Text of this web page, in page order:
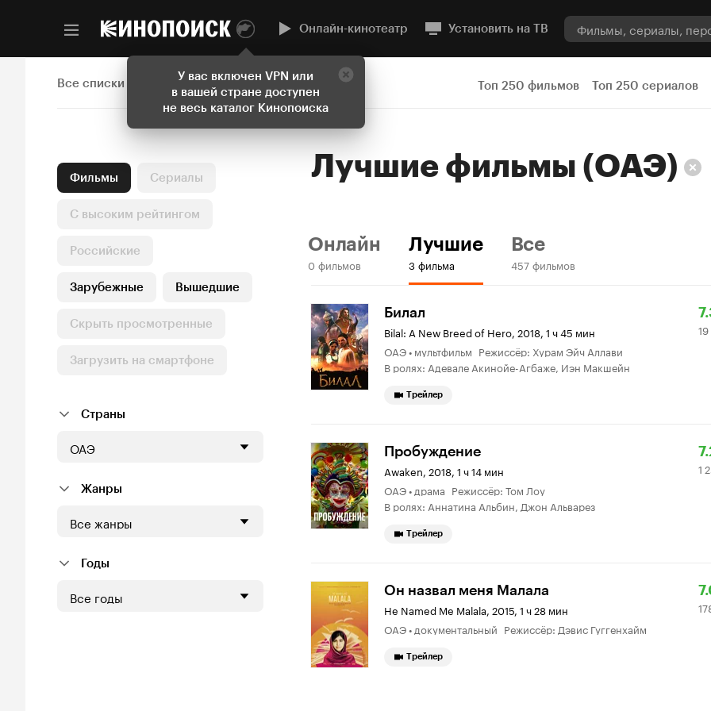
У вас включен VPN или
в вашей стране доступен
не весь каталог Кинопоиска
Онлайн-кинотеатр Установить на ТВ
Все списки Топ 250 фильмов Топ 250 сериалов
Фильмы Сериалы
С высоким рейтингом
Российские
Зарубежные Вышедшие
Скрыть просмотренные
Загрузить на смартфоне
Страны
ОАЭ
Жанры
Все жанры
Годы
Все годы
Лучшиефильмы (ОАЭ)
Онлайн
0 фильмов
Лучшие
3 фильма
Все
457 фильмов
Билал
Bilal: A New Breed of Hero, 2018, 1 ч 45 мин
ОАЭ • мультфильм Режиссёр: Хурам Эйч Аллави
В ролях: Адевале Акинойе-Агбаже, Иэн Макшейн
19
Трейлер
Пробуждение
Awaken, 2018, 1 ч 14 мин
ОАЭ • драма Режиссёр: Том Лоу
В ролях: Аннатина Альбин, Джон Альварез
1
1
Трейлер
Он назвал меня Малала
He Named Me Malala, 2015, 1 ч 28 мин
ОАЭ • документальный Режиссёр: Дэвис Гуггенхайм
Трейлер